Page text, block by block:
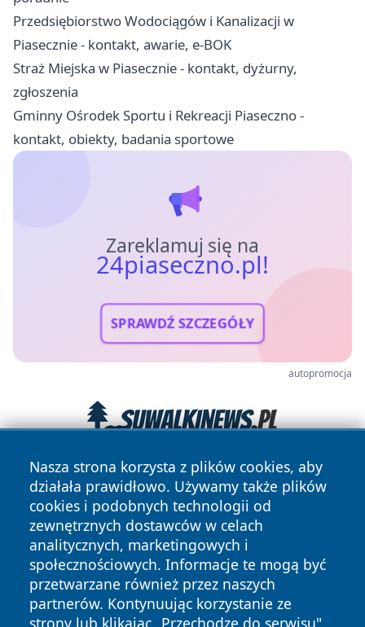
Przedsiębiorstwo Wodociągów i Kanalizacji w
Piasecznie - kontakt, awarie, e-BOK
Straż Miejska w Piasecznie - kontakt, dyżurny,
zgłoszenia
Gminny Ośrodek Sportu i Rekreacji Piaseczno -
kontakt, obiekty, badania sportowe
Zareklamuj się na
24piaseczno.pl!
SPRAWDŹ SZCZEGÓŁY
autopromocja
Nasza strona korzysta z plików cookies, aby
działała prawidłowo. Używamy także plików
cookies i podobnych technologii od
zewnętrznych dostawców w celach
analitycznych, marketingowych i
społecznościowych. Informacje te mogą być
przetwarzane również przez naszych
partnerów. Kontynuując korzystanie ze
strony lub klikając „Przechodzę do serwisu",
Copyright © 2026 24piaseczno.pl Wszystkie prawa
zastrzeżone.